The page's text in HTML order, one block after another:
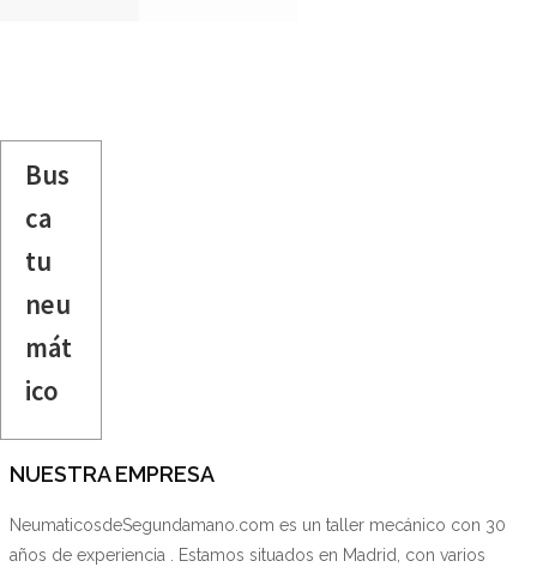
Bus
ca
tu
neu
mát
ico
NUESTRA EMPRESA
NeumaticosdeSegundamano.com es un taller mecánico con 30
años de experiencia . Estamos situados en Madrid, con varios